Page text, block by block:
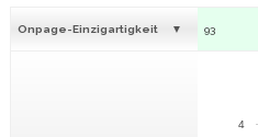
Onpage-Einzigartigkeit 93
4